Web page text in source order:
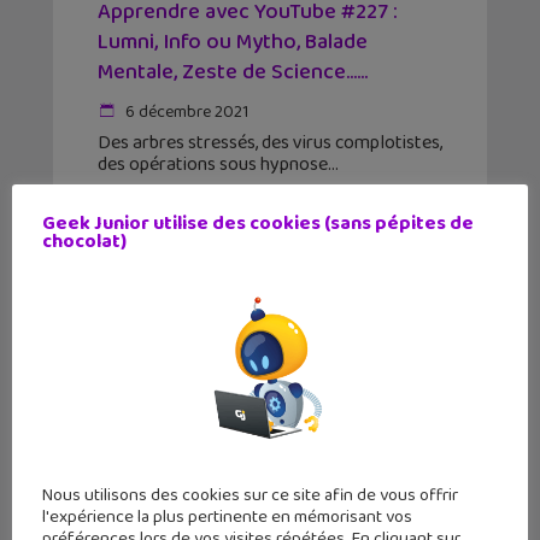
Apprendre avec YouTube #227 :
Lumni, Info ou Mytho, Balade
Mentale, Zeste de Science…...
6 décembre 2021
Des arbres stressés, des virus complotistes,
des opérations sous hypnose
Geek Junior utilise des cookies (sans pépites de
chocolat)
Nous utilisons des cookies sur ce site afin de vous offrir
l'expérience la plus pertinente en mémorisant vos